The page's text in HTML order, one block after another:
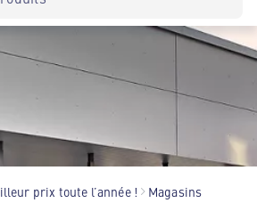
prix toute l’année ! Magasins